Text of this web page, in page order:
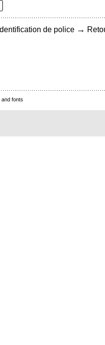
Identification de police →
fonts